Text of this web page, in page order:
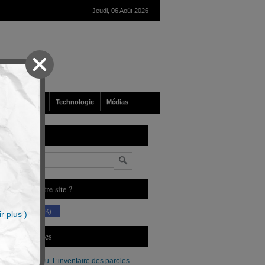
Jeudi, 06 Août 2026
Société Technologie Médias
Vous aimez notre site ?
(230 K)
Derniers Articles
Xavier Moreau. L’inventaire des paroles
plus )